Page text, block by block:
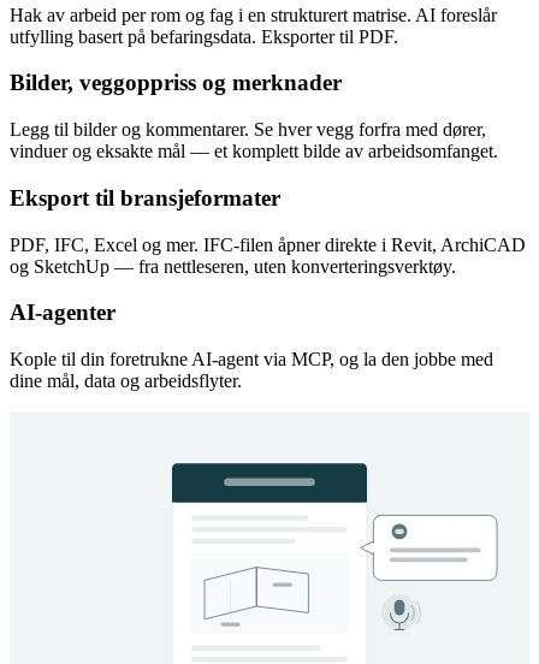
Hak av arbeid per rom og fag i en strukturert matrise. AI foreslår
utfylling basert på befaringsdata. Eksporter til PDF.
Bilder, veggoppriss og merknader
Legg til bilder og kommentarer. Se hver vegg forfra med dører,
vinduer og eksakte mål — et komplett bilde av arbeidsomfanget.
Eksport til bransjeformater
PDF, IFC, Excel og mer. IFC-filen åpner direkte i Revit, ArchiCAD
og SketchUp — fra nettleseren, uten konverteringsverktøy.
AI-agenter
Kople til din foretrukne AI-agent via MCP, og la den jobbe med
dine mål, data og arbeidsflyter.